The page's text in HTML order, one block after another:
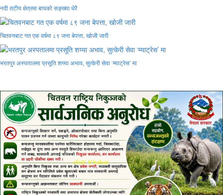
नदी तटीय क्षेत्रमा बाघको सङ्ख्या धेरै
चितवनबाट गत एक वर्षमा ८९ जना बेपत्ता, खोजी जारी
भरतपुर अस्पतालमा प्रसूति शय्या अभाव, सुत्केरी सेवा ‘म्याट्रेस’ मा